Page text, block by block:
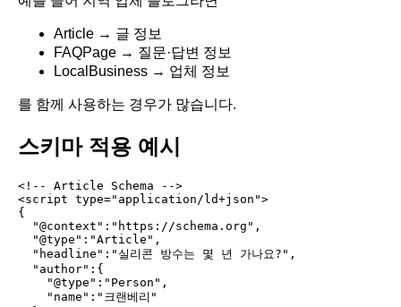
Article → 글 정보
FAQPage → 질문·답변 정보
LocalBusiness → 업체 정보
를 함께 사용하는 경우가 많습니다.
스키마 적용 예시
<!-- Article Schema -->
<script type="application/ld+json">
{
  "@context":"https://schema.org",
  "@type":"Article",
  "headline":"실리콘 방수는 몇 년 가나요?",
  "author":{
    "@type":"Person",
    "name":"크랜베리"